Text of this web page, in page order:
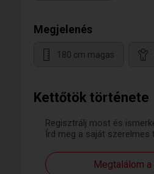
Kettőtök története
Regisztrálj most és
Írd meg a saját
Megtalálom a
Megjelenés
180 cm magas